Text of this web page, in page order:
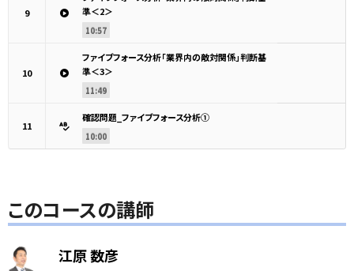
9
準＜2＞
10:57
10
ファイブフォース分析「業界内の敵対関係」判断基
準＜3＞
11:49
11
確認問題_ファイブフォース分析①
10:00
このコースの講師
江原 数彦